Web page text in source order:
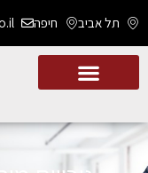
תל אביב חיפה